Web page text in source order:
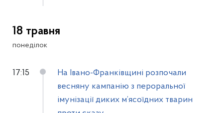
18 травня
понеділок
17:15
На Івано-Франківщині розпочали
весняну кампанію з пероральної
імунізації диких м’ясоїдних тварин